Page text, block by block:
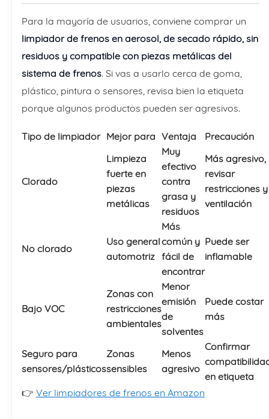
Para la mayoría de usuarios, conviene comprar un
limpiador de frenos en aerosol, de secado rápido, sin
residuos y compatible con piezas metálicas del
sistema de frenos. Si vas a usarlo cerca de goma,
plástico, pintura o sensores, revisa bien la etiqueta
porque algunos productos pueden ser agresivos.
Tipo de limpiador Mejor para Ventaja Precaución
Clorado
Limpieza
fuerte en
piezas
metálicas
Muy
efectivo
contra
grasa y
residuos
Más agresivo,
revisar
restricciones y
ventilación
No clorado
Uso general
automotriz
Más
común y
fácil de
encontrar
Puede ser
inflamable
Bajo VOC
Zonas con
restricciones
ambientales
Menor
emisión
de
solventes
Puede costar
más
Seguro para
sensores/plásticos
Zonas
sensibles
Menos
agresivo
Confirmar
en etiqueta
👉 Ver limpiadores de frenos en Amazon